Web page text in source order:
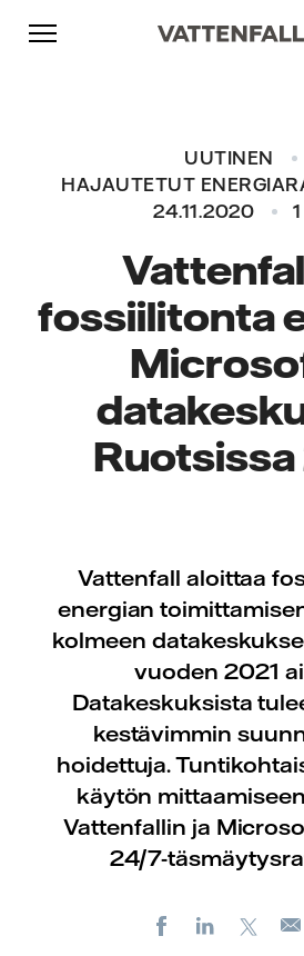
Skip to content
Päänavigaatioon
Siirry alatunnisteeseen
UUTINEN
HAJAUTETUT
24.11.2020
fossiilitonta
Vattenfall aloittaa
energian
kolmeen
vuoden 2021
Datakeskuksista
kestävimmin
hoidettuja.
käytön
Vattenfallin ja
24/7-
FacebookLinkedIn
Päänavigaatioon